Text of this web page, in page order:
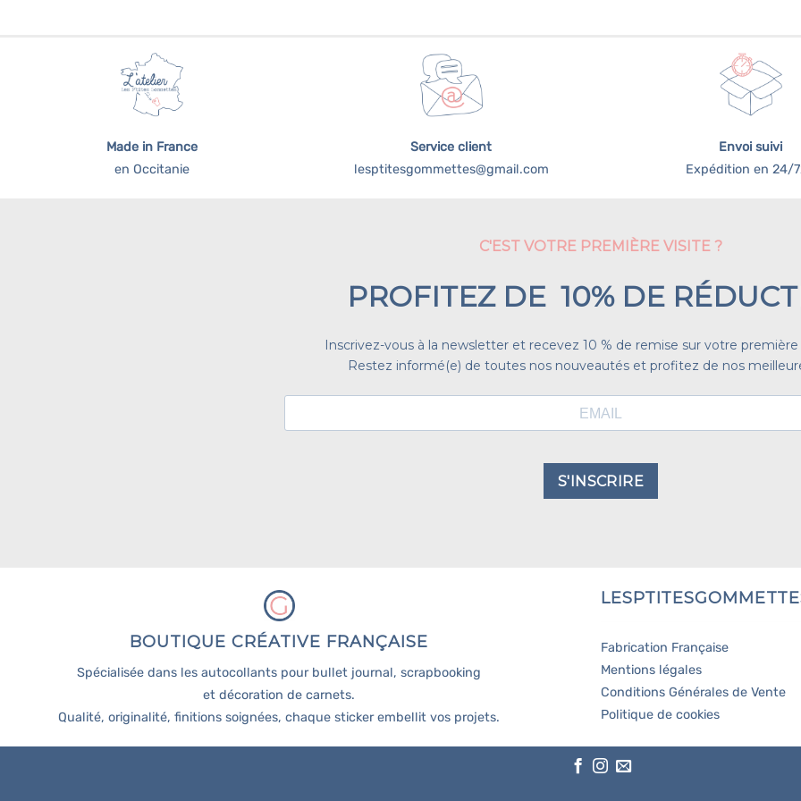
a
plusieurs
variations.
Les
peuvent
être
plusieurs
variations.
Les
peuvent
être
produit
plusieurs
Les
peuvent
être
produit
Made in France
en Occitanie
Service client
lesptitesgommettes@gmail.com
Envoi suivi
Expédition en 24/
C'EST VOTRE PREMIÈRE VISITE ?
PROFITEZ DE 10% DE
Inscrivez-vous à la newsletter et recevez 10 % de remise sur votre
Restez informé(e) de toutes nos nouveautés et profitez de nos
S'INSCRIRE
BOUTIQUE CRÉATIVE FRANÇAISE
Spécialisée dans les autocollants pour bullet journal, scrapbooking
et décoration de carnets.
Qualité, originalité, finitions soignées, chaque sticker embellit vos projets.
Fabrication Française
Mentions légales
Conditions Générales de Vente
Politique de cookies